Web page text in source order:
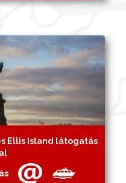
Ellis Island látogatás